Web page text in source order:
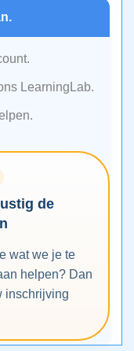
LearningLab.
de
wat we je te
helpen? Dan
inschrijving